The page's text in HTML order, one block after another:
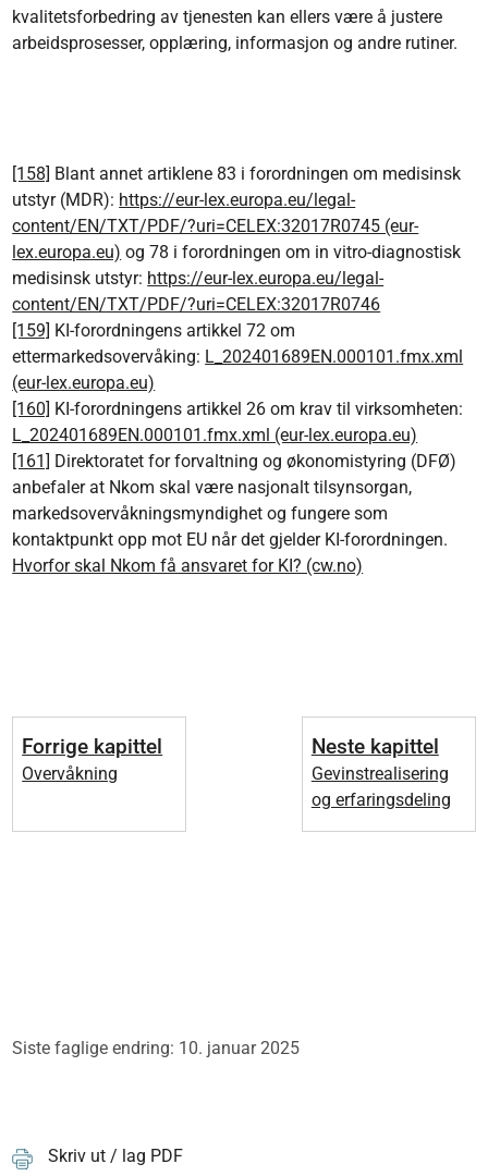
kvalitetsforbedring av tjenesten kan ellers være å justere
arbeidsprosesser, opplæring, informasjon og andre rutiner.
[158] Blant annet artiklene 83 i forordningen om medisinsk
utstyr (MDR): https://eur-lex.europa.eu/legal-
content/EN/TXT/PDF/?uri=CELEX:32017R0745 (eur-
lex.europa.eu) og 78 i forordningen om in vitro-diagnostisk
medisinsk utstyr: https://eur-lex.europa.eu/legal-
content/EN/TXT/PDF/?uri=CELEX:32017R0746
[159] KI-forordningens artikkel 72 om
ettermarkedsovervåking: L_202401689EN.000101.fmx.xml
(eur-lex.europa.eu)
[160] KI-forordningens artikkel 26 om krav til virksomheten:
L_202401689EN.000101.fmx.xml (eur-lex.europa.eu)
[161] Direktoratet for forvaltning og økonomistyring (DFØ)
anbefaler at Nkom skal være nasjonalt tilsynsorgan,
markedsovervåkningsmyndighet og fungere som
kontaktpunkt opp mot EU når det gjelder KI-forordningen.
Hvorfor skal Nkom få ansvaret for KI? (cw.no)
Forrige kapittel
Overvåkning
Neste kapittel
Gevinstrealisering
og erfaringsdeling
Siste faglige endring: 10. januar 2025
Skriv ut / lag PDF